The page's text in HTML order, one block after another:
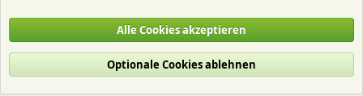
Cookies
Deutsch (Du)
Nutzungsbedingungen
Datenschutz Hilfe und Impressum
R
Alle Cookies akzeptieren
Optionale Cookies ablehnen